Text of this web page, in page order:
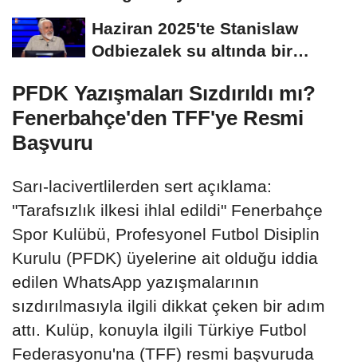
Haziran 2025'te Stanislaw
Odbiezalek su altında bir
PFDK Yazışmaları Sızdırıldı mı?
Fenerbahçe'den TFF'ye Resmi
Başvuru
Sarı-lacivertlilerden sert açıklama:
"Tarafsızlık ilkesi ihlal edildi" Fenerbahçe
Spor Kulübü, Profesyonel Futbol Disiplin
Kurulu (PFDK) üyelerine ait olduğu iddia
edilen WhatsApp yazışmalarının
sızdırılmasıyla ilgili dikkat çeken bir adım
attı. Kulüp, konuyla ilgili Türkiye Futbol
Federasyonu'na (TFF) resmi başvuruda